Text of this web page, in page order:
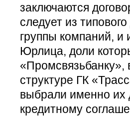
заключаются
следует из
группы компаний, и
Юрлица, доли
«Промсвязьбанку»,
структуре ГК
выбрали именно их
кредитному